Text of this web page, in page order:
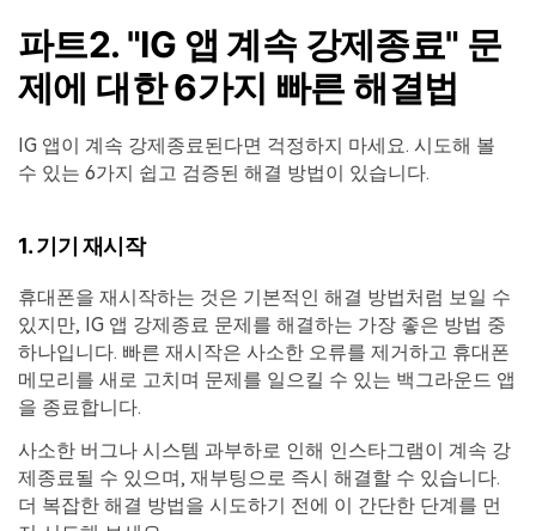
파트2. "IG 앱 계속 강제종료" 문
제에 대한 6가지 빠른 해결법
IG 앱이 계속 강제종료된다면 걱정하지 마세요. 시도해 볼
수 있는 6가지 쉽고 검증된 해결 방법이 있습니다.
1. 기기 재시작
휴대폰을 재시작하는 것은 기본적인 해결 방법처럼 보일 수
있지만, IG 앱 강제종료 문제를 해결하는 가장 좋은 방법 중
하나입니다. 빠른 재시작은 사소한 오류를 제거하고 휴대폰
메모리를 새로 고치며 문제를 일으킬 수 있는 백그라운드 앱
을 종료합니다.
사소한 버그나 시스템 과부하로 인해 인스타그램이 계속 강
제종료될 수 있으며, 재부팅으로 즉시 해결할 수 있습니다.
더 복잡한 해결 방법을 시도하기 전에 이 간단한 단계를 먼